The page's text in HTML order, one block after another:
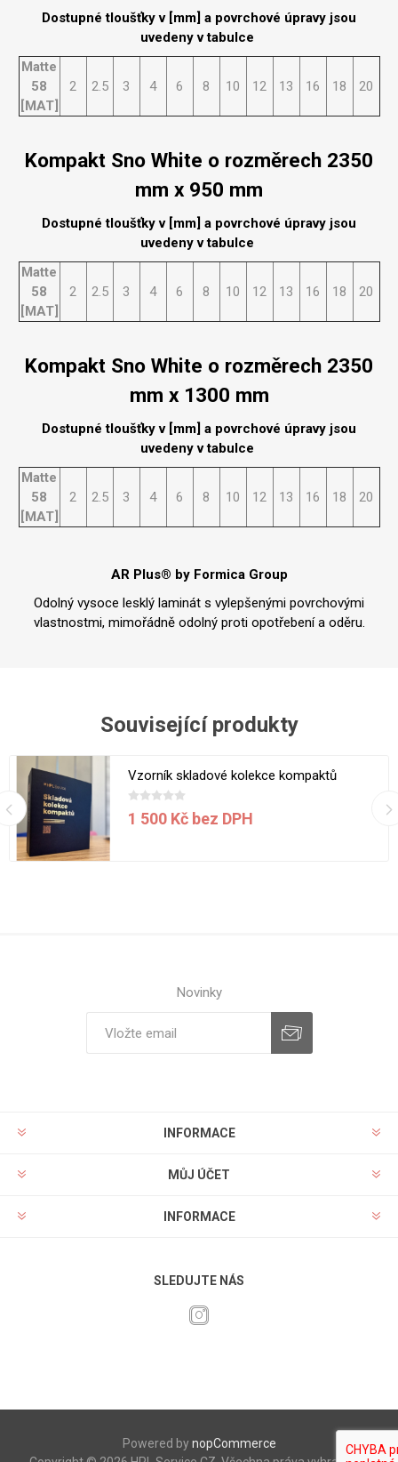
Dostupné tloušťky v [mm] a povrchové úpravy jsou
uvedeny v tabulce
Matte
58
[MAT]
2 2.5 3 4 6 8 10 12 13 16 18 20
Kompakt Sno White o rozměrech 2350
mm x 950 mm
Dostupné tloušťky v [mm] a povrchové úpravy jsou
uvedeny v tabulce
Matte
58
[MAT]
2 2.5 3 4 6 8 10 12 13 16 18 20
Kompakt Sno White o rozměrech 2350
mm x 1300 mm
Dostupné tloušťky v [mm] a povrchové úpravy jsou
uvedeny v tabulce
Matte
58
[MAT]
2 2.5 3 4 6 8 10 12 13 16 18 20
AR Plus® by Formica Group
Odolný vysoce lesklý laminát s vylepšenými povrchovými
vlastnostmi, mimořádně odolný proti opotřebení a oděru.
Související produkty
Vzorník skladové kolekce kompaktů
1 500 Kč bez DPH
Novinky
INFORMACE
MŮJ ÚČET
INFORMACE
SLEDUJTE NÁS
Powered bynopCommerce